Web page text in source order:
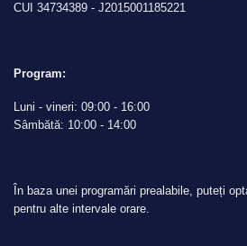
CUI 34734389 - J2015001185221
Program:
Luni - vineri: 09:00 - 16:00
Sâmbătă: 10:00 - 14:00
În baza unei programări prealabile, puteți
pentru alte intervale orare.